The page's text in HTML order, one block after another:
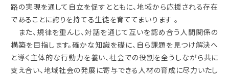
路の実現を通して自立を促すとともに、地域から応援される存在
であることに誇りを持てる生徒を育ててまいります 。
また、規律を重んじ、対話を通じて互いを認め合う人間関係の
構築を目指します。確かな知識を礎に、自ら課題を見つけ解決へ
と導く主体的な行動力を養い、社会での役割を全うしながら共に
支え合い、地域社会の発展に寄与できる人材の育成に尽力いたし